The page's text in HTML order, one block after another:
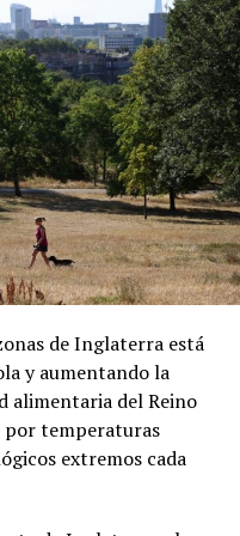
migrantes fueron
Las declaraciones
las autoridades
permanecer
visado. Sin embargo,
para
de Inglaterra está
y aumentando la
alimentaria del Reino
por temperaturas
extremos cada